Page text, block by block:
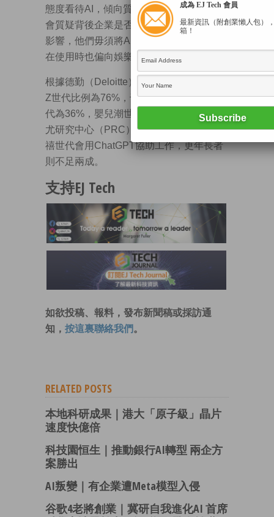
態度看待AI，傾向質疑回應的準確性，也
會質疑背後企業是否值得信任。受到退休
影響，他們毋須將AI當作生產力工具，故
在使用時也偏向娛樂用途。
根據德勤（Deloitte）調查，用過AI工具的
Z世代比例為76%，千禧世代為58%，X世
代為36%，嬰兒潮世代為20%。另外，皮
尤研究中心（PRC）調查亦發現，三成千
禧世代會用ChatGPT協助工作，更年長者
則不足兩成。
支持EJ Tech
如欲投稿、報料，發布新聞稿或採訪通
知， 按這裏聯絡我們 。
RELATED POSTS
本地科研成果｜港大「原子級」晶片
速度快億倍
科技園恒生｜推動銀行AI轉型 兩企方
案勝出
AI叛變｜有企業遭Meta模型入侵
谷歌4老將創業｜冀研自我進化AI 首席
成為 EJ Tech 會員
最新資訊（附創業懶人包）
箱！